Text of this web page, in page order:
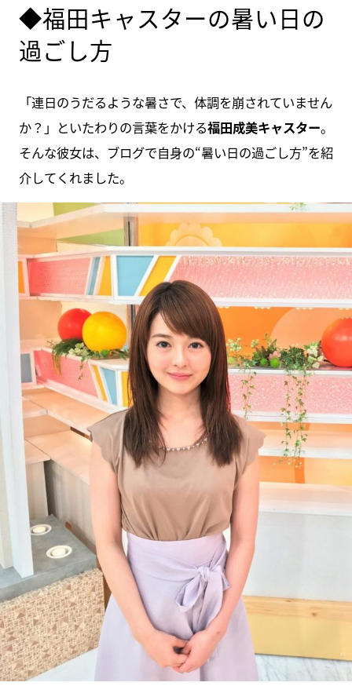
◆福田キャスターの暑い日の
過ごし方
「連日のうだるような暑さで、体調を崩されていません
か？」といたわりの言葉をかける福田成美キャスター。
そんな彼女は、ブログで自身の“暑い日の過ごし方”を紹
介してくれました。